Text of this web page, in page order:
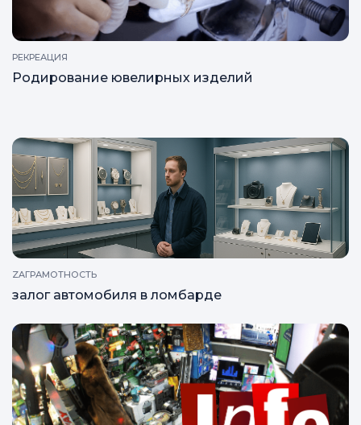
РЕКРЕАЦИЯ
Родирование ювелирных изделий
ZAГРАМОТНОСТЬ
залог автомобиля в ломбарде